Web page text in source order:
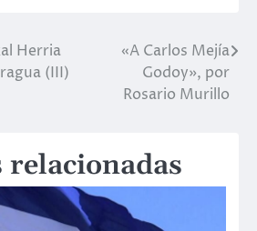
Herria
(III)
«A Carlos Mejía
Godoy», por
Rosario Murillo
relacionadas